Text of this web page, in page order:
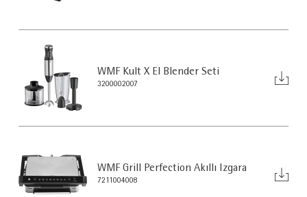
WMF Kult X El Blender Seti
3200002007
WMF Grill Perfection Akıllı Izgara
7211004008